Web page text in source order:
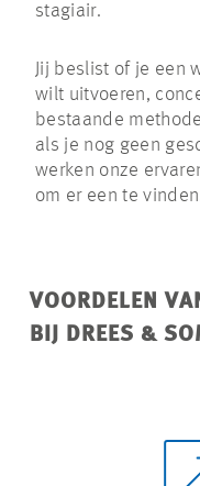
stagiair.
Jij beslist of je een
wilt uitvoeren,
bestaande
als je nog geen
werken onze
om er een te
VOORDELEN
BIJ DREES &